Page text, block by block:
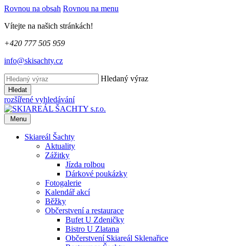
Rovnou na obsah Rovnou na menu
Vítejte na našich stránkách!
+420 777 505 959
info@skisachty.cz
Hledaný výraz
Hledat
rozšířené vyhledávání
Menu
Skiareál Šachty
Aktuality
Zážitky
Jízda rolbou
Dárkové poukázky
Fotogalerie
Kalendář akcí
Běžky
Občerstvení a restaurace
Bufet U Zdeničky
Bistro U Zlatana
Občerstvení Skiareál Sklenařice